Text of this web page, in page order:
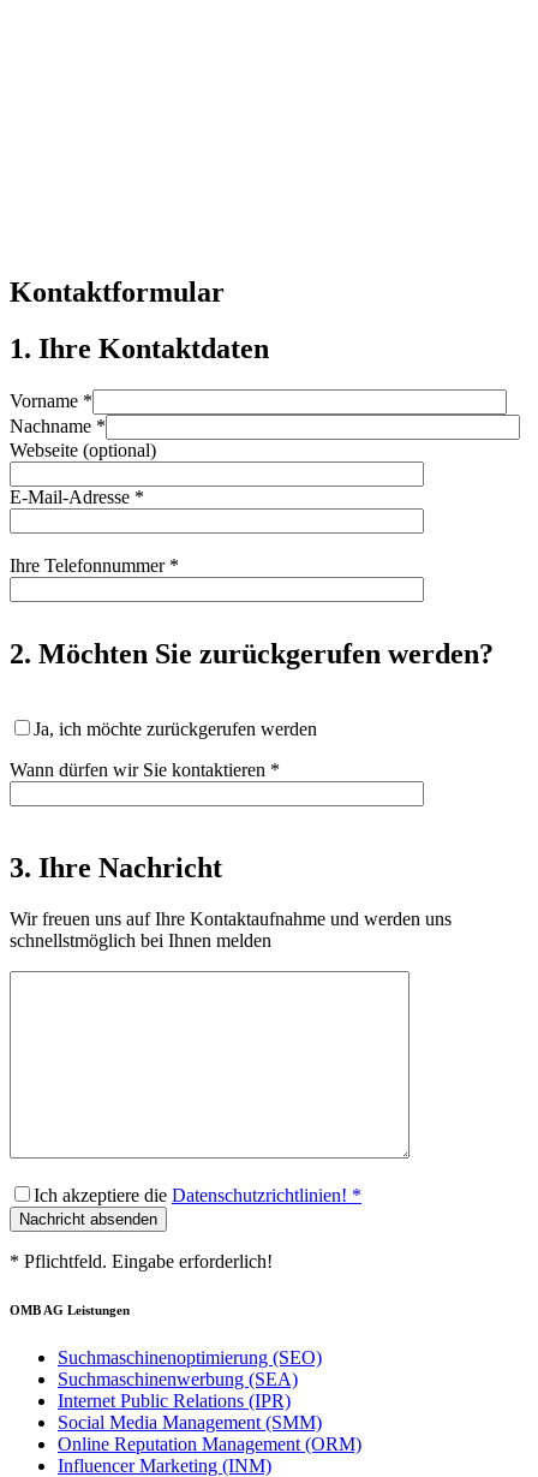
Kontaktformular
1. Ihre Kontaktdaten
Vorname *
Nachname *
Webseite (optional)
E-Mail-Adresse *
Ihre Telefonnummer *
2. Möchten Sie zurückgerufen werden?
Ja, ich möchte zurückgerufen werden
Wann dürfen wir Sie kontaktieren *
3. Ihre Nachricht
Wir freuen uns auf Ihre Kontaktaufnahme und werden uns
schnellstmöglich bei Ihnen melden
Ich akzeptiere die Datenschutzrichtlinien! *
* Pflichtfeld. Eingabe erforderlich!
OMB AG Leistungen
Suchmaschinenoptimierung (SEO)
Suchmaschinenwerbung (SEA)
Internet Public Relations (IPR)
Social Media Management (SMM)
Online Reputation Management (ORM)
Influencer Marketing (INM)